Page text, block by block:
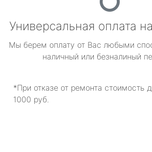
Универсальная оплата
Мы берем оплату от Вас любыми
наличный или безналиный
*При отказе от ремонта стоимость
1000 руб.